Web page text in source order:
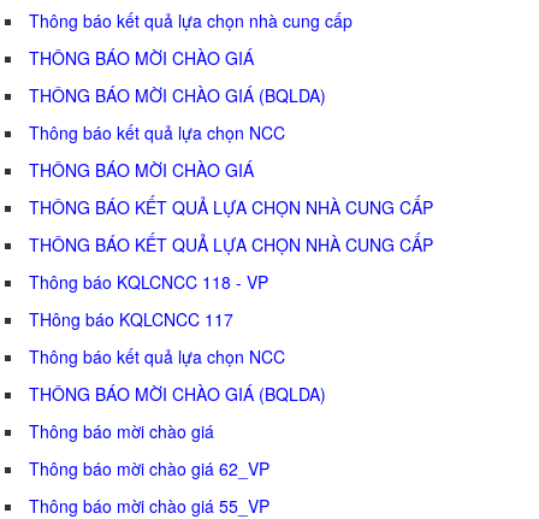
Thông báo kết quả lựa chọn nhà cung cấp
THÔNG BÁO MỜI CHÀO GIÁ
THÔNG BÁO MỜI CHÀO GIÁ (BQLDA)
Thông báo kết quả lựa chọn NCC
THÔNG BÁO MỜI CHÀO GIÁ
THÔNG BÁO KẾT QUẢ LỰA CHỌN NHÀ CUNG CẤP
THÔNG BÁO KẾT QUẢ LỰA CHỌN NHÀ CUNG CẤP
Thông báo KQLCNCC 118 - VP
THông báo KQLCNCC 117
Thông báo kết quả lựa chọn NCC
THÔNG BÁO MỜI CHÀO GIÁ (BQLDA)
Thông báo mời chào giá
Thông báo mời chào giá 62_VP
Thông báo mời chào giá 55_VP